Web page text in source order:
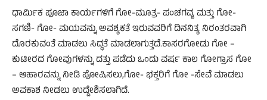
ಧಾರ್ಮಿಕ ಪೂಜಾ ಕಾರ್ಯಗಳಿಗೆ ಗೋ-ಮೂತ್ರ- ಪಂಚಗವ್ಯ ಮತ್ತು ಗೋ-
ಸಗಣಿ- ಗೋ- ಮಯವನ್ನು ಅವಶ್ಯಕತೆ ಇರುವವರಿಗೆ ದಿನನಿತ್ಯ ನಿರಂತರವಾಗಿ
ದೊರಕುವಂತೆ ಮಾಡಲು ಸಿದ್ಧತೆ ಮಾಡಲಾಗುತ್ತದೆ.ಕಾಸರಗೋಡು ಗೋ –
ಕುಟೀರದ ಗೋವುಗಳನ್ನು ದತ್ತು ಪಡೆದು ಒಂದು ವರ್ಷ ಕಾಲ ಗೋಗ್ರಾಸ ಗೋ
– ಆಹಾರವನ್ನು ನೀಡಿ ಪೋಷಿಸಲು,ಗೋ- ಭಕ್ತರಿಗೆ ಗೋ -ಸೇವೆ ಮಾಡಲು
ಅವಕಾಶ ನೀಡಲು ಉದ್ದೇಶಿಸಲಾಗಿದೆ.